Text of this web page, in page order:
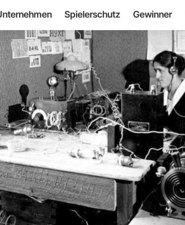
Spielerschutz Gewinner